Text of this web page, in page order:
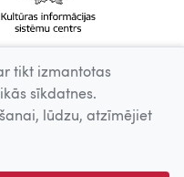
tikt izmantotas
sīkdatnes.
lūdzu, atzīmējiet